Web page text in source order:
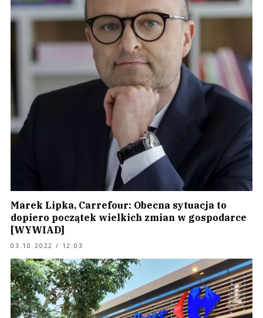
Marek Lipka, Carrefour: Obecna sytuacja to
dopiero początek wielkich zmian w gospodarce
[WYWIAD]
03.10.2022 / 12:03